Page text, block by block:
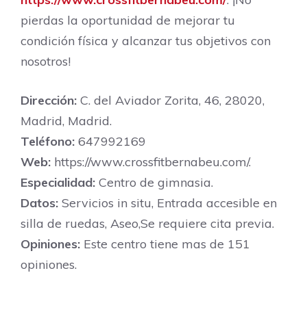
pierdas la oportunidad de mejorar tu
condición física y alcanzar tus objetivos con
nosotros!
Dirección: C. del Aviador Zorita, 46, 28020,
Madrid, Madrid.
Teléfono: 647992169
Web: https://www.crossfitbernabeu.com/.
Especialidad: Centro de gimnasia.
Datos: Servicios in situ, Entrada accesible en
silla de ruedas, Aseo,Se requiere cita previa.
Opiniones: Este centro tiene mas de 151
opiniones.